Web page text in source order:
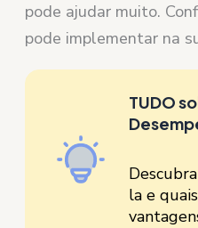
pode ajudar muito.
pode implementar na
TUDO
la e